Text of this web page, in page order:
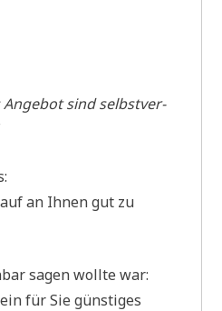
Ange­bot sind selbst­ver­
an Ihnen gut zu
sagen woll­te war:
für Sie gün­sti­ges